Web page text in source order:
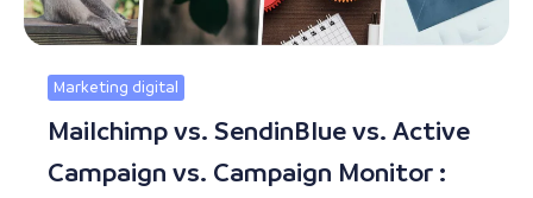
Marketing digital
Mailchimp vs. SendinBlue vs. Active
Campaign vs. Campaign Monitor :